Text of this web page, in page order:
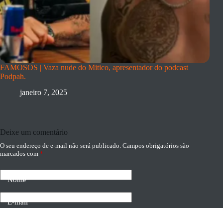
FAMOSOS | Vaza nude do Mitico, apresentador do podcast
Podpah.
janeiro 7, 2025
Deixe um comentário
O seu endereço de e-mail não será publicado. Campos obrigatórios são
marcados com *
Nome
E-mail